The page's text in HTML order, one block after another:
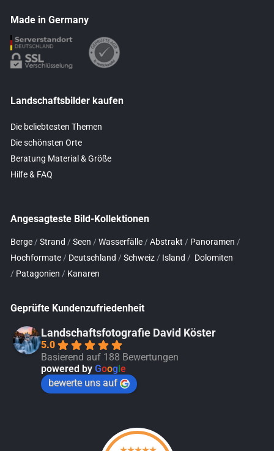
Made in Germany
Landschaftsbilder kaufen
Die beliebtesten Themen
Die schönsten Orte
Beratung Material & Größe
Hilfe & FAQ
Angesagteste Bild-Kollektionen
Berge / Strand / Seen / Wasserfälle / Abstrakt / Panoramen /
Hochformate / Deutschland / Schweiz / Island / Dolomiten
/ Patagonien / Kanaren
Geprüfte Kundenzufriedenheit
Landschaftsfotografie David Köster
5.0
Basierend auf 188 Bewertungen
powered by Google
bewerte uns auf